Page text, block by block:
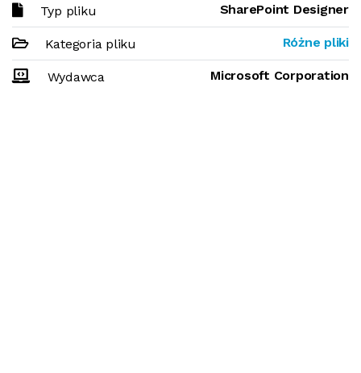
Typ pliku SharePoint Designer
Kategoria pliku Różne pliki
Wydawca Microsoft Corporation